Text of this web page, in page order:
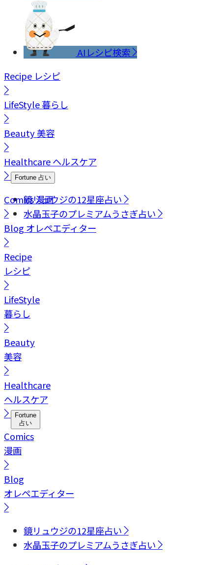
AIレシピ検索
Recipe レシピ
LifeStyle暮らし
Beauty美容
Healthcareヘルスケア
Fortune 占い
鏡リュウジの12星座占い
水晶玉子のプレミアムうさぎ占い
Comics漫画
Blog オレペエディター
Recipe
レシピ
LifeStyle
暮らし
Beauty
美容
Healthcare
ヘルスケア
Fortune
占い
Comics
漫画
Blog
オレペエディター
鏡リュウジの12星座占い
水晶玉子のプレミアムうさぎ占い